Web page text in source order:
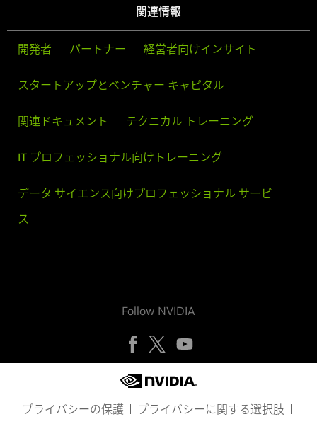
関連情報
開発者 パートナー 経営者向けインサイト
スタートアップとベンチャー キャピタル
関連ドキュメント テクニカル トレーニング
IT プロフェッショナル向けトレーニング
データ サイエンス向けプロフェッショナル サービ
ス
Follow NVIDIA
プライバシーの保護
プライバシーに関する選択肢